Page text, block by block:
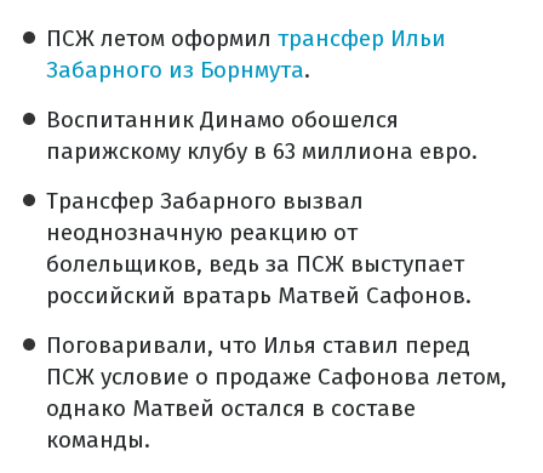
ПСЖ летом оформил трансфер Ильи
Забарного из Борнмута.
Воспитанник Динамо обошелся
парижскому клубу в 63 миллиона евро.
Трансфер Забарного вызвал
неоднозначную реакцию от
болельщиков, ведь за ПСЖ выступает
российский вратарь Матвей Сафонов.
Поговаривали, что Илья ставил перед
ПСЖ условие о продаже Сафонова летом,
однако Матвей остался в составе
команды.